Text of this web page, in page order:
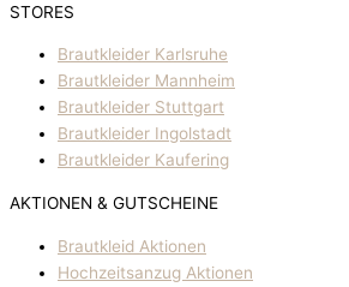
STORES
Brautkleider Karlsruhe
Brautkleider Mannheim
Brautkleider Stuttgart
Brautkleider Ingolstadt
Brautkleider Kaufering
AKTIONEN & GUTSCHEINE
Brautkleid Aktionen
Hochzeitsanzug Aktionen